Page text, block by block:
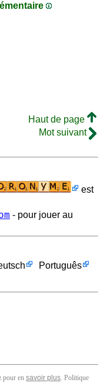
Haut de page
Mot suivant
est
- pour jouer au
Português
pour en savoir plus. Politique